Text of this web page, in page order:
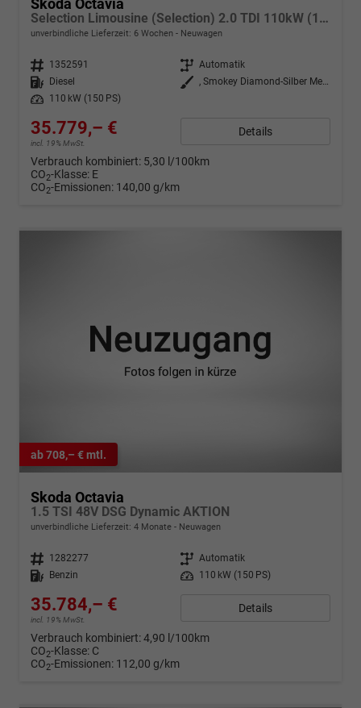
Skoda Octavia
Selection Limousine (Selection) 2.0 TDI 110kW (150 PS) 7-Gang DSG
unverbindliche Lieferzeit: 6 Wochen Neuwagen
Fahrzeugnr. 1352591 Getriebe Automatik
Kraftstoff
Diesel Außenfarbe
, Smokey Diamond-Silber Metallic (B3)
Leistung
110 kW (150 PS)
35.779,– €
incl. 19% MwSt.
Details
Verbrauch kombiniert: 5,30 l/100km
CO2-Klasse: E
CO2-Emissionen: 140,00 g/km
ab 708,– € mtl.
Skoda Octavia
1.5 TSI 48V DSG Dynamic AKTION
unverbindliche Lieferzeit: 4 Monate Neuwagen
Fahrzeugnr. 1282277 Getriebe Automatik
Kraftstoff
Benzin Leistung 110 kW (150 PS)
35.784,– €
incl. 19% MwSt.
Details
Verbrauch kombiniert:4,90 l/100km
CO2-Klasse: C
CO2-Emissionen: 112,00 g/km